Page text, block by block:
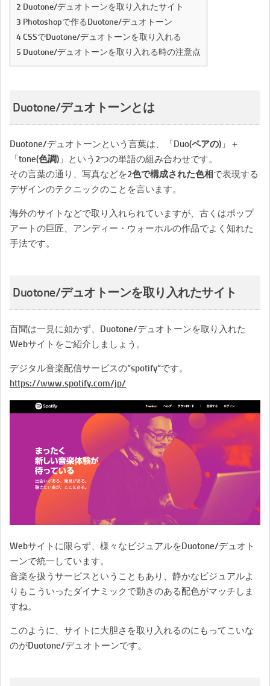
2 Duotone/デュオトーンを取り入れたサイト
3 Photoshopで作るDuotone/デュオトーン
4CSSでDuotone/デュオトーンを取り入れる
5 Duotone/デュオトーンを取り入れる時の注意点
Duotone/デュオトーンとは
Duotone/デュオトーンという言葉は、「Duo(ペアの) 」＋
「tone(色調) 」という2つの単語の組み合わせです。
その言葉の通り、写真などを2色で構成された色相で表現する
デザインのテクニックのことを言います。
海外のサイトなどで取り入れられていますが、古くはポップ
アートの巨匠、アンディー・ウォーホルの作品でよく知れた
手法です。
Duotone/デュオトーンを取り入れたサイト
百聞は一見に如かず、Duotone/デュオトーンを取り入れた
Webサイトをご紹介しましょう。
デジタル音楽配信サービスの”spotify”です。
https://www.spotify.com/jp/
Webサイトに限らず、様々なビジュアルをDuotone/デュオト
ーンで統一しています。
音楽を扱うサービスということもあり、静かなビジュアルよ
りもこういったダイナミックで動きのある配色がマッチしま
すね。
このように、サイトに大胆さを取り入れるのにもってこいな
のがDuotone/デュオトーンです。